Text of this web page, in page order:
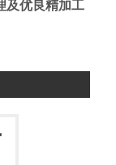
及优良精加工